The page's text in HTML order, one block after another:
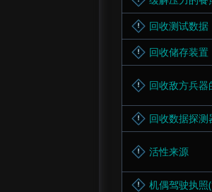
回收测试数据
回收储存装置
回收敌方兵器
回收数据探测
活性来源
机偶驾驶执照